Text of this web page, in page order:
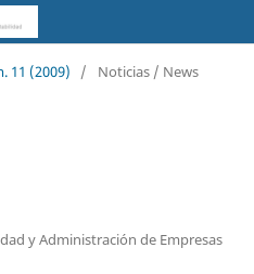
11 (2009) / Noticias / News
y Administración de Empresas